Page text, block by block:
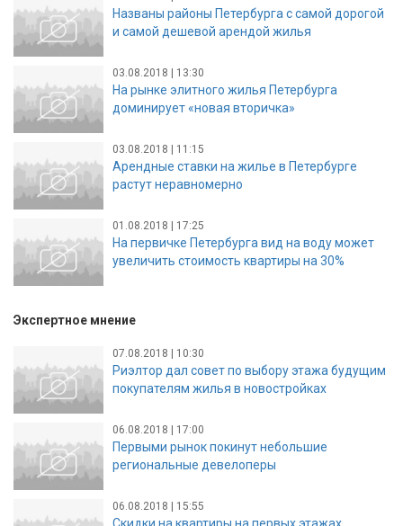
Названы районы Петербурга с самой дорогой
и самой дешевой арендой жилья
03.08.2018 | 13:30
На рынке элитного жилья Петербурга
доминирует «новая вторичка»
03.08.2018 | 11:15
Арендные ставки на жилье в Петербурге
растут неравномерно
01.08.2018 | 17:25
На первичке Петербурга вид на воду может
увеличить стоимость квартиры на 30%
Экспертное мнение
07.08.2018 | 10:30
Риэлтор дал совет по выбору этажа будущим
покупателям жилья в новостройках
06.08.2018 | 17:00
Первыми рынок покинут небольшие
региональные девелоперы
06.08.2018 | 15:55